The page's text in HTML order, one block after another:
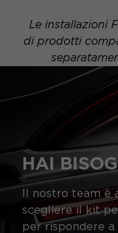
Le installazioni
di prodotti
HAI
Il nostro team è
scegliere il kit
per rispondere